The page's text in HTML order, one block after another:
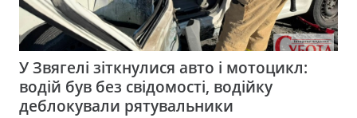
У Звягелі зіткнулися авто і мотоцикл:
водій був без свідомості, водійку
деблокували рятувальники